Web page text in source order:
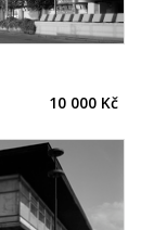
10 000 Kč